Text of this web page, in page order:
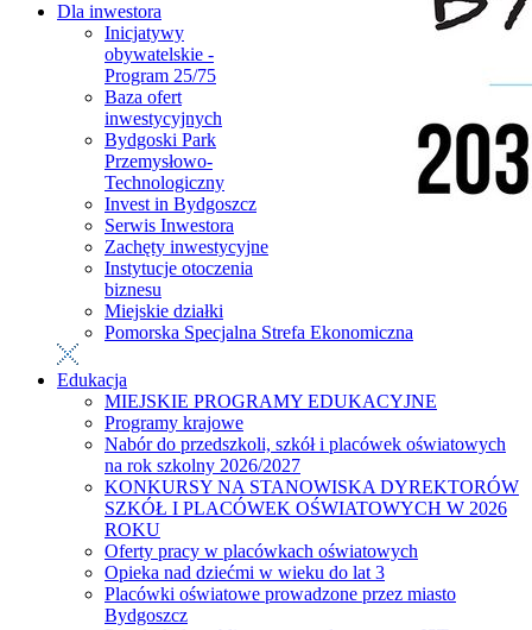
Dla inwestora
Inicjatywy
obywatelskie -
Program 25/75
Baza ofert
inwestycyjnych
Bydgoski Park
Przemysłowo-
Technologiczny
Invest in Bydgoszcz
Serwis Inwestora
Zachęty inwestycyjne
Instytucje otoczenia
biznesu
Miejskie działki
Pomorska Specjalna Strefa Ekonomiczna
Edukacja
MIEJSKIE PROGRAMY EDUKACYJNE
Programy krajowe
Nabór do przedszkoli, szkół i placówek oświatowych
na rok szkolny 2026/2027
KONKURSY NA STANOWISKA DYREKTORÓW
SZKÓŁ I PLACÓWEK OŚWIATOWYCH W 2026
ROKU
Oferty pracy w placówkach oświatowych
Opieka nad dziećmi w wieku do lat 3
Placówki oświatowe prowadzone przez miasto
Bydgoszcz